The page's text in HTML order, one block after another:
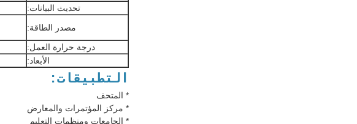
تحديث البيانات:
مصدر الطاقة:
درجة حرارة العمل:
الأبعاد:
التطبيقات:
* المتحف
* مركز المؤتمرات والمعارض
* الجامعات ومنظمات التعليم